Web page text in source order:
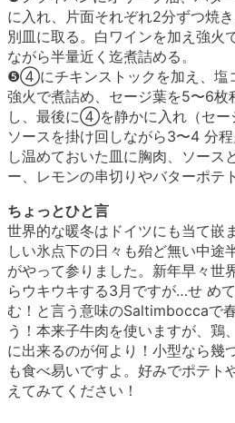
に入れ、片面それぞれ2分ずつ焼
別皿に取る。白ワインを加え強火
ながら半量近く迄煮詰める。
❺④にチキンストックを加え、塩
強火で煮詰め、セージ葉を5〜6枚
し、最後に④を静かに入れ（セー
ソースを掛け回しながら3〜4 分
し温めておいた皿に胸肉、ソース
ー、レモンの串切りやバターポテ
ちょっとひと言
世界的な暖冬はドイツにも当て嵌
しい氷点下の日々も殆ど無い中途
がやって参りました。新年早々世
らウキウキする3月ですが…せ め
む！と言う意味のSaltimboccaで
う！本来子牛肉を使いますが、鶏
に出来るのが何より！小型なら幾
も食べ易いですよ。好みでポテト
えてみてください！